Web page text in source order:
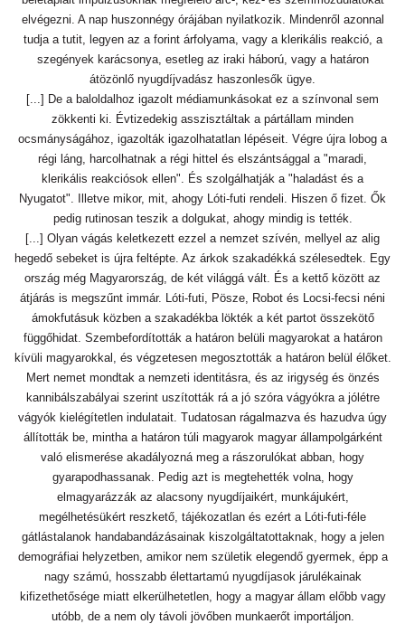
elvégezni. A nap huszonnégy órájában nyilatkozik. Mindenről azonnal
tudja a tutit, legyen az a forint árfolyama, vagy a klerikális reakció, a
szegények karácsonya, esetleg az iraki háború, vagy a határon
átözönlő nyugdíjvadász haszonlesők ügye.
[...] De a baloldalhoz igazolt médiamunkásokat ez a színvonal sem
zökkenti ki. Évtizedekig asszisztáltak a pártállam minden
ocsmányságához, igazolták igazolhatatlan lépéseit. Végre újra lobog a
régi láng, harcolhatnak a régi hittel és elszántsággal a "maradi,
klerikális reakciósok ellen". És szolgálhatják a "haladást és a
Nyugatot". Illetve mikor, mit, ahogy Lóti-futi rendeli. Hiszen ő fizet. Ők
pedig rutinosan teszik a dolgukat, ahogy mindig is tették.
[...] Olyan vágás keletkezett ezzel a nemzet szívén, mellyel az alig
hegedő sebeket is újra feltépte. Az árkok szakadékká szélesedtek. Egy
ország még Magyarország, de két világgá vált. És a kettő között az
átjárás is megszűnt immár. Lóti-futi, Pösze, Robot és Locsi-fecsi néni
ámokfutásuk közben a szakadékba lökték a két partot összekötő
függőhidat. Szembefordították a határon belüli magyarokat a határon
kívüli magyarokkal, és végzetesen megosztották a határon belül élőket.
Mert nemet mondtak a nemzeti identitásra, és az irigység és önzés
kannibálszabályai szerint uszították rá a jó szóra vágyókra a jólétre
vágyók kielégítetlen indulatait. Tudatosan rágalmazva és hazudva úgy
állították be, mintha a határon túli magyarok magyar állampolgárként
való elismerése akadályozná meg a rászorulókat abban, hogy
gyarapodhassanak. Pedig azt is megtehették volna, hogy
elmagyarázzák az alacsony nyugdíjaikért, munkájukért,
megélhetésükért reszkető, tájékozatlan és ezért a Lóti-futi-féle
gátlástalanok handabandázásainak kiszolgáltatottaknak, hogy a jelen
demográfiai helyzetben, amikor nem születik elegendő gyermek, épp a
nagy számú, hosszabb élettartamú nyugdíjasok járulékainak
kifizethetősége miatt elkerülhetetlen, hogy a magyar állam előbb vagy
utóbb, de a nem oly távoli jövőben munkaerőt importáljon.